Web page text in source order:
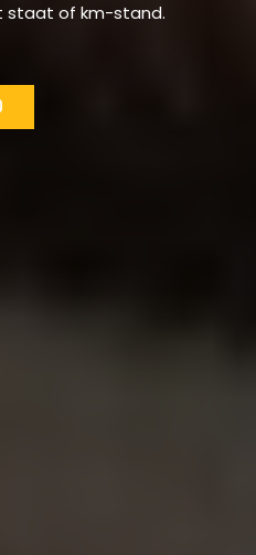
staat of km-stand.